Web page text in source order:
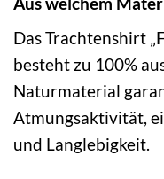
Das Trachtenshirt
besteht zu 100%
Naturmaterial
Atmungsaktivität,
und Langlebigkeit.